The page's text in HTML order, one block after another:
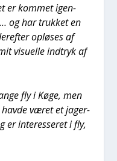
er kom­met igen­
og har truk­ket en
oplø­ses af
visu­el­le ind­tryk af
fly i Køge, men
hav­de været et jager­
er inter­es­se­ret i fly,